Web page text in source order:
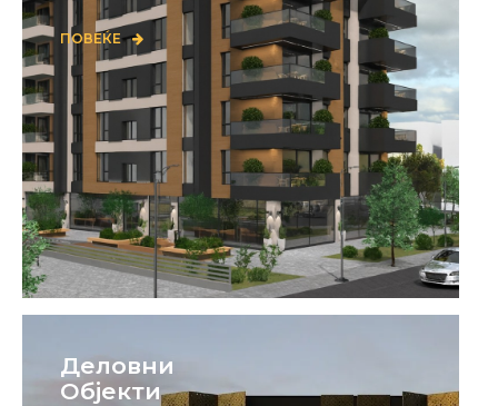
ПОВЕЌЕ
Деловни
Објекти